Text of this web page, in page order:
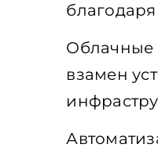
благодаря
Облачные
взамен